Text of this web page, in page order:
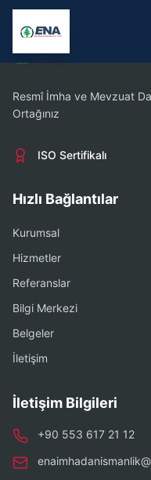
Resmî İmha ve Mevzuat
Ortağınız
ISO Sertifikalı
Hızlı Bağlantılar
Kurumsal
Hizmetler
Referanslar
Bilgi Merkezi
Belgeler
İletişim
İletişim Bilgileri
+90 553 617 21 12